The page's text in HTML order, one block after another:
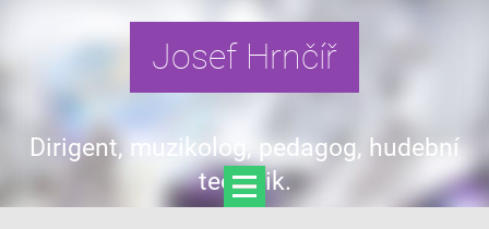
Josef Hrnčíř
Dirigent, muzikolog, pedagog, hudební
teoretik.